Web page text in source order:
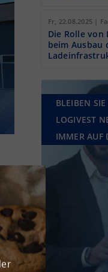
Fr, 22.08.2025 |
Die Rolle
beim Ausbau
BLEIBEN
LOGIVEST
IMMER AUF